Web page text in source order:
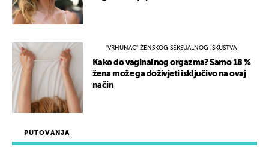
PUTOVANJA
"VRHUNAC" ŽENSKOG SEKSUALNOG ISKUSTVA
Kako do vaginalnog orgazma? Samo 18 %
žena može ga doživjeti isključivo na ovaj
način